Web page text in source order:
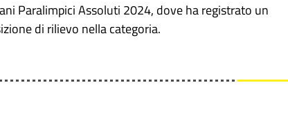
Paralimpici Assoluti 2024, dove ha registrato un
di rilievo nella categoria.